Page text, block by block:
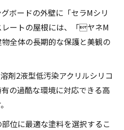
ボードの外壁に「セラMシリ
ートの屋根には、「ヤネM
全体の長期的な保護と美観の
剤2液型低汚染アクリルシリコ
の過酷な環境に対応できる高
位に最適な塗料を選択するこ